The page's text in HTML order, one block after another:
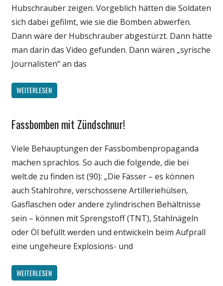
Hubschrauber zeigen. Vorgeblich hätten die Soldaten
sich dabei gefilmt, wie sie die Bomben abwerfen.
Dann wäre der Hubschrauber abgestürzt. Dann hätte
man darin das Video gefunden. Dann wären „syrische
Journalisten“ an das
WEITERLESEN
Gesellschaft
Politik
Wissenschaft
Fassbomben mit Zündschnur!
Viele Behauptungen der Fassbombenpropaganda
machen sprachlos. So auch die folgende, die bei
welt.de zu finden ist (90): „Die Fässer – es können
auch Stahlrohre, verschossene Artilleriehülsen,
Gasflaschen oder andere zylindrischen Behältnisse
sein – können mit Sprengstoff (TNT), Stahlnägeln
oder Öl befüllt werden und entwickeln beim Aufprall
eine ungeheure Explosions- und
WEITERLESEN